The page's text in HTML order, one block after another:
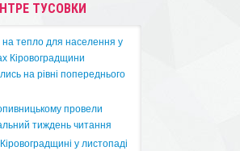
ТУСОВКИ
тепло для населення у
Кіровоградщини
на рівні попереднього
провели
тиждень читання
у листопаді